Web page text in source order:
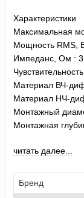
Характеристики
Максимальная
Мощность RMS,
Импеданс, Ом : 3
Материал ВЧ-
Материал НЧ-
Монтажный
Монтажная
читать далее...
Бренд